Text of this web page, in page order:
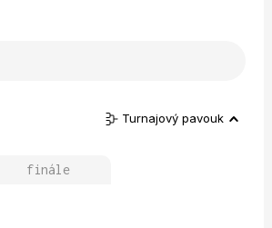
Turnajový pavouk
finále